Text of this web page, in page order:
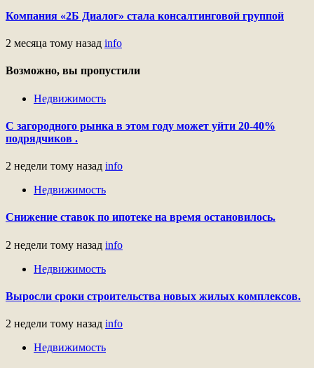
Компания «2Б Диалог» стала консалтинговой группой
2 месяца тому назад info
Возможно, вы пропустили
Недвижимость
С загородного рынка в этом году может уйти 20-40%
подрядчиков .
2 недели тому назад info
Недвижимость
Снижение ставок по ипотеке на время остановилось.
2 недели тому назад info
Недвижимость
Выросли сроки строительства новых жилых комплексов.
2 недели тому назад info
Недвижимость